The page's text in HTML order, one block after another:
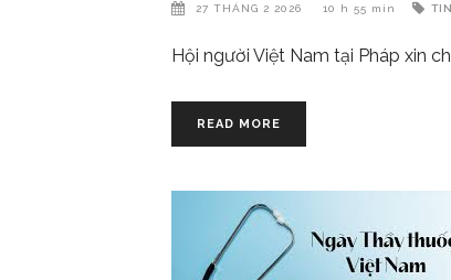
27 THÁNG 2 2026 10 h 55 min
Hội người Việt Nam tại Pháp xin
READ MORE